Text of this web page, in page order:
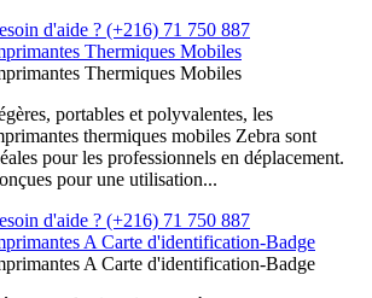
d'aide ? (+216) 71 750 887
Thermiques Mobiles
Thermiques Mobiles
portables et polyvalentes, les
thermiques mobiles Zebra sont
pour les professionnels en déplacement.
pour une utilisation...
d'aide ? (+216) 71 750 887
A Carte d'identification-Badge
A Carte d'identification-Badge